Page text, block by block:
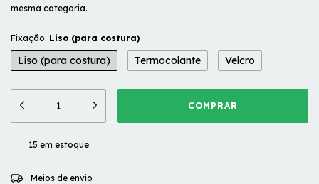
mesma categoria.
Fixação: Liso (para costura)
Liso (para costura) Termocolante Velcro
15 em estoque
Entregas para o CEP:
Meios de envio